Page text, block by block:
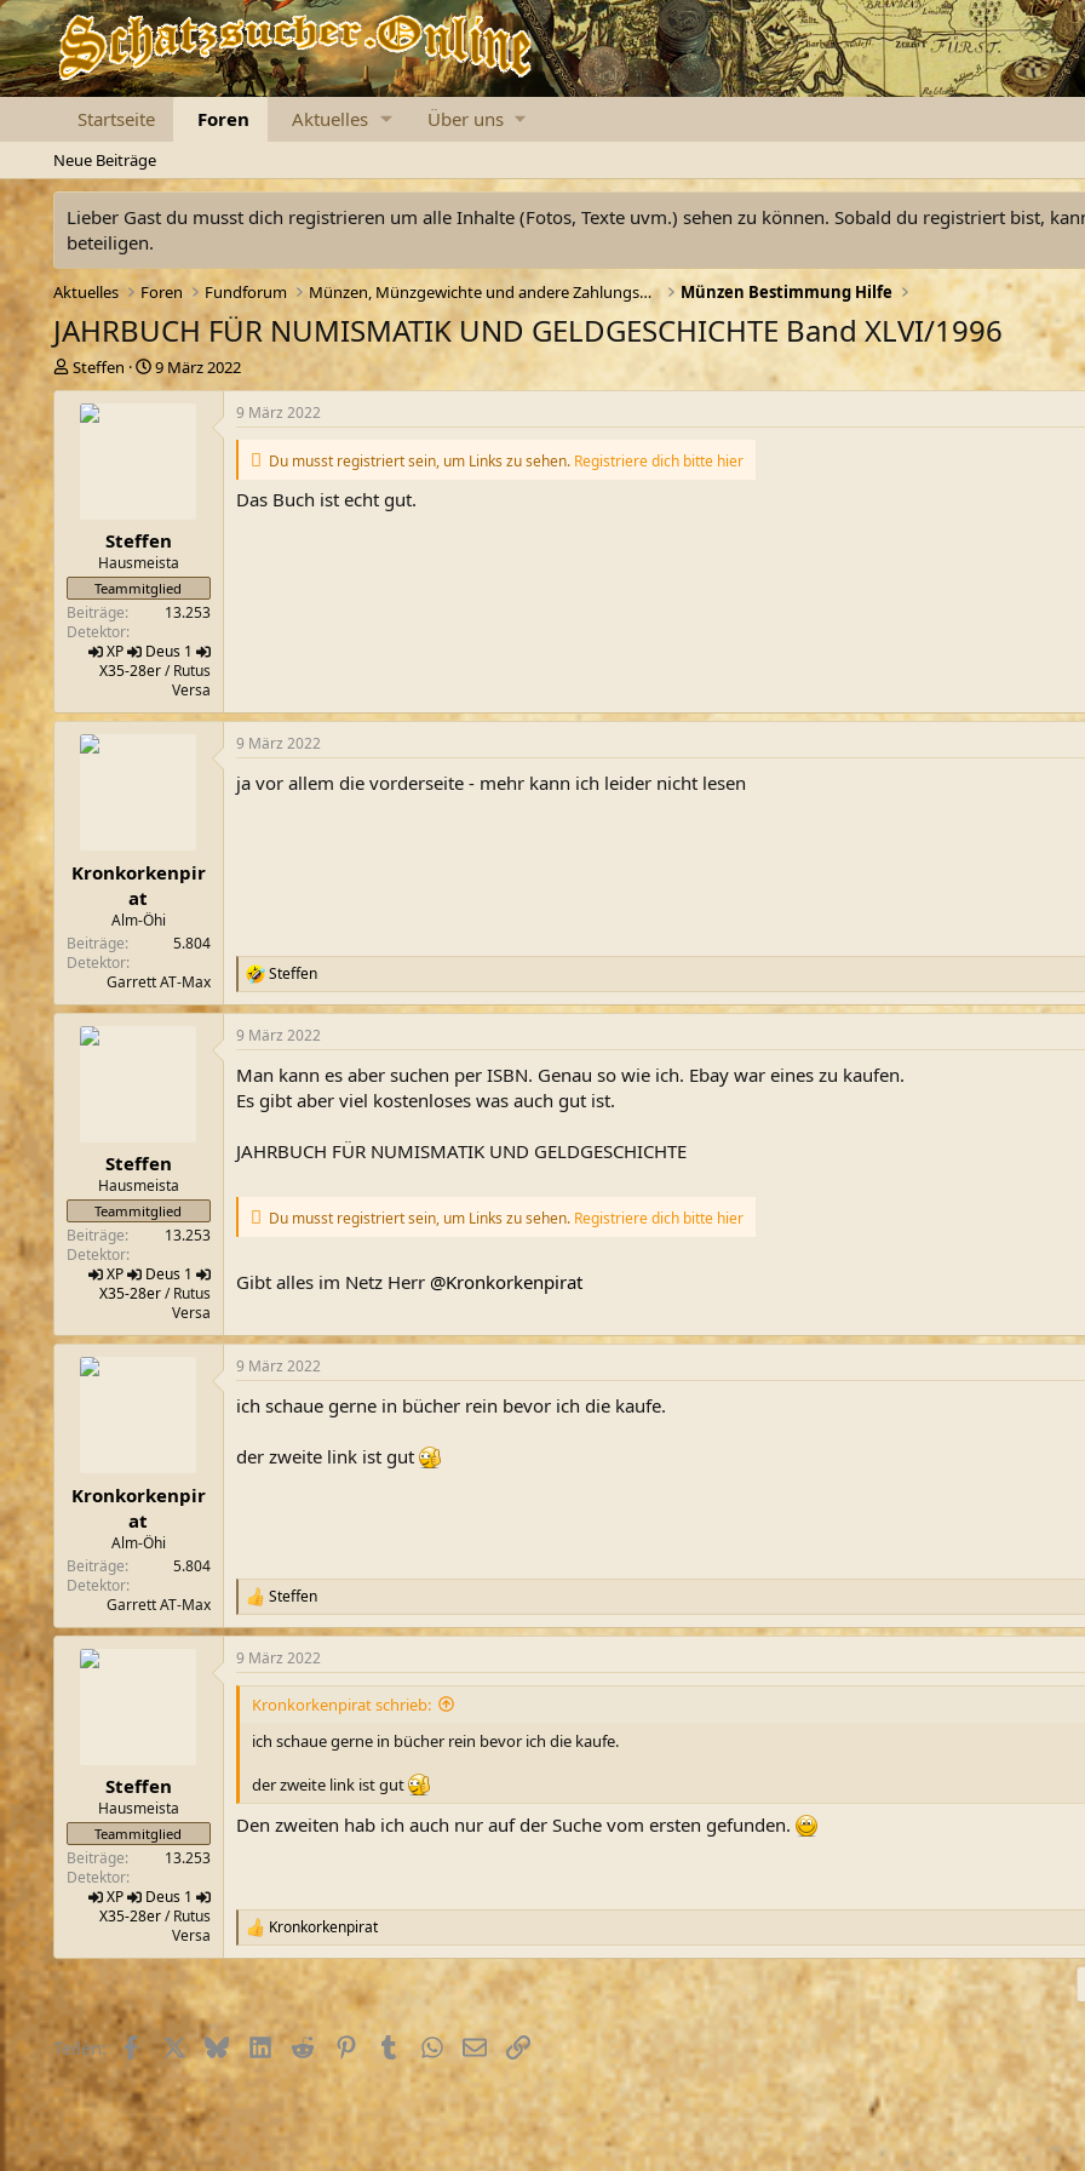
Startseite Foren Aktuelles Über uns
Neue Beiträge
Lieber Gast du musst dich registrieren um alle Inhalte (Fotos, Texte uvm.) sehen zu können. Sobald du registriert bist,
beteiligen.
Aktuelles Foren Fundforum Münzen, Münzgewichte und andere Zahlungsmittel Münzen Bestimmung Hilfe
JAHRBUCH FÜR NUMISMATIK UND GELDGESCHICHTE Band XLVI/1996
E
r
Steffen
E
r
a
m
9 März 2022
Steffen
Hausmeista
Teammitglied
Beiträge
13.253
Detektor
XP
Deus 1
X35-28er/ Rutus
Versa
9 März 2022
Du musst registriert sein, um Links zu sehen. Registriere dich bitte hier
Das Buch ist echt gut.
Kronkorkenpir
at
Alm-Öhi
Beiträge
5.804
Detektor
Garrett AT-Max
9 März 2022
ja vor allem die vorderseite - mehr kann ich leider nicht lesen
R
e
a
k
i
o
n
Steffen
Steffen
Hausmeista
Teammitglied
Beiträge
13.253
Detektor
XP
Deus 1
X35-28er/ Rutus
Versa
9 März 2022
Man kann es aber suchen per ISBN. Genau so wie ich. Ebay war eines zu kaufen.
Es gibt aber viel kostenloses was auch gut ist.
JAHRBUCH FÜR NUMISMATIK UND GELDGESCHICHTE
Du musst registriert sein, um Links zu sehen. Registriere dich bitte hier
Gibt alles im Netz Herr @Kronkorkenpirat
Kronkorkenpir
at
Alm-Öhi
Beiträge
5.804
Detektor
Garrett AT-Max
9 März 2022
ich schaue gerne in bücher rein bevor ich die kaufe.
der zweite link ist gut
R
e
a
k
t
Steffen
Steffen
Hausmeista
Teammitglied
Beiträge
13.253
Detektor
XP
Deus 1
X35-28er/ Rutus
Versa
9 März 2022
Kronkorkenpirat schrieb:
ich schaue gerne in bücher rein bevor ich die kaufe.
der zweite link ist gut
Den zweiten hab ich auch nur auf der Suche vom ersten gefunden.
R
e
o
Kronkorkenpirat
Teilen: FacebookX (Twitter)
BlueskyLinkedInRedditPinterest
TumblrWhatsApp
E-MailLink